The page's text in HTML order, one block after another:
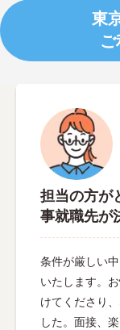
東
担当の方が
事就職先が
条件が厳しい
いたします。
けてくださり
した。面接、